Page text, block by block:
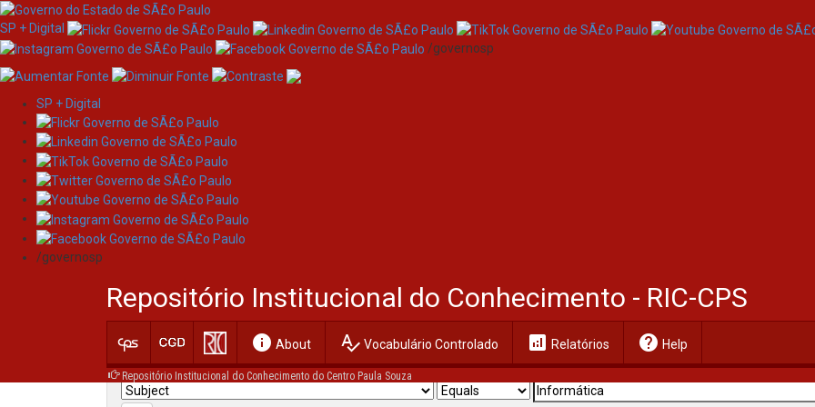
Skip
navigation
SP + Digital
/governosp
SP + Digital
/governosp
Repositório Institucional do Conhecimento - RIC-CPS
info About spellcheck Vocabulário Controlado analytics Relatórios help Help
Repositório Institucional do Conhecimento do Centro Paula Souza
Search
Current filters: